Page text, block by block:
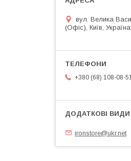
вул. Велика
(Офіс), Київ, Україна
+380 (68) 108-08-
ironstore@ukr.net